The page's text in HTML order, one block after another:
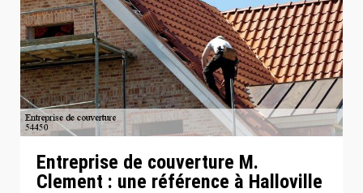
Entreprise de couverture M.
Clement : une référence à Halloville